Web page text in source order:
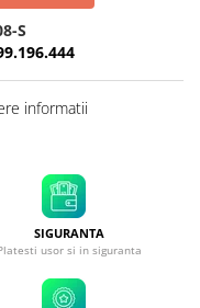
S
informatii
SIGURANTA
usor si in siguranta